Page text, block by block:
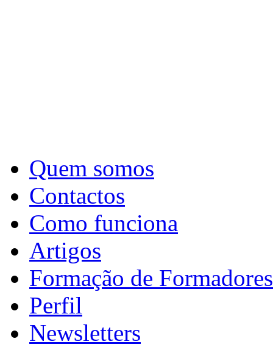
Quem somos
Contactos
Como funciona
Artigos
Formação de Formadores
Perfil
Newsletters